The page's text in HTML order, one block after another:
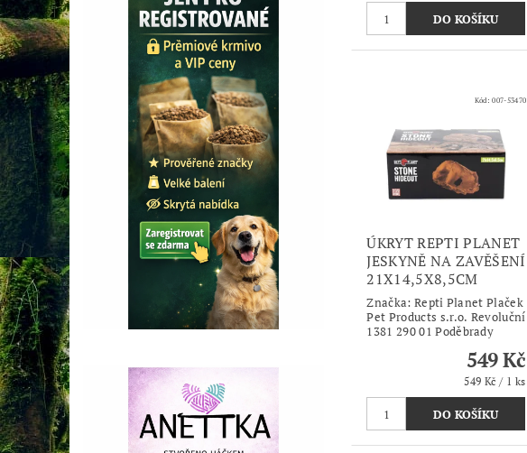
Kód:007-53470
ÚKRYT REPTI PLANET
JESKYNĚ NA ZAVĚŠENÍ
21X14,5X8,5CM
Značka: Repti Planet Plaček
Pet Products s.r.o. Revoluční
1381 290 01 Poděbrady
549 Kč
549 Kč / 1 ks